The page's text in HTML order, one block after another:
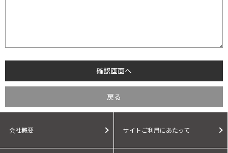
会社概要 サイトご利用にあたって